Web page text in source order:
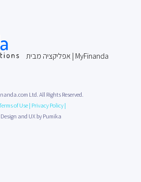
MyFinanda | אפליקציה מבית
Ltd. All Rights Reserved.
of Use | Privacy Policy |
Design and UX by Pumika